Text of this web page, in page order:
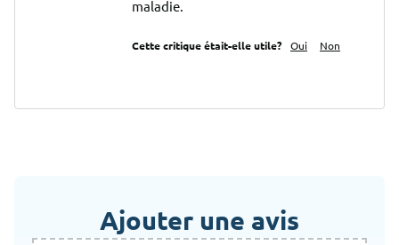
maladie.
Cette critique était-elle utile? Oui Non
Ajouter une avis